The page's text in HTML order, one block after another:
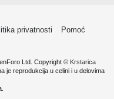
privatnosti
Pomoć
Ltd. Copyright © Krstarica
je reprodukcija u celini i u delovima